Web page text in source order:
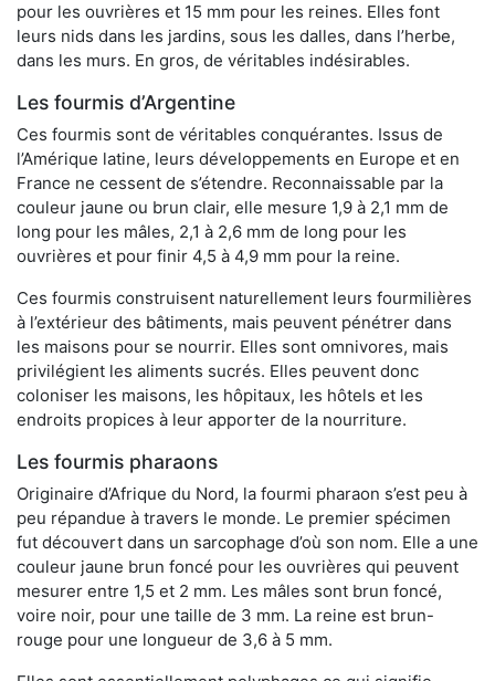
pour les ouvrières et 15 mm pour les reines. Elles font
leurs nids dans les jardins, sous les dalles, dans l’herbe,
dans les murs. En gros, de véritables indésirables.
Les fourmis d’Argentine
Ces fourmis sont de véritables conquérantes. Issus de
l’Amérique latine, leurs développements en Europe et en
France ne cessent de s’étendre. Reconnaissable par la
couleur jaune ou brun clair, elle mesure 1,9 à 2,1 mm de
long pour les mâles, 2,1 à 2,6 mm de long pour les
ouvrières et pour finir 4,5 à 4,9 mm pour la reine.
Ces fourmis construisent naturellement leurs fourmilières
à l’extérieur des bâtiments, mais peuvent pénétrer dans
les maisons pour se nourrir. Elles sont omnivores, mais
privilégient les aliments sucrés. Elles peuvent donc
coloniser les maisons, les hôpitaux, les hôtels et les
endroits propices à leur apporter de la nourriture.
Les fourmis pharaons
Originaire d’Afrique du Nord, la fourmi pharaon s’est peu à
peu répandue à travers le monde. Le premier spécimen
fut découvert dans un sarcophage d’où son nom. Elle a une
couleur jaune brun foncé pour les ouvrières qui peuvent
mesurer entre 1,5 et 2 mm. Les mâles sont brun foncé,
voire noir, pour une taille de 3 mm. La reine est brun-
rouge pour une longueur de 3,6 à 5 mm.